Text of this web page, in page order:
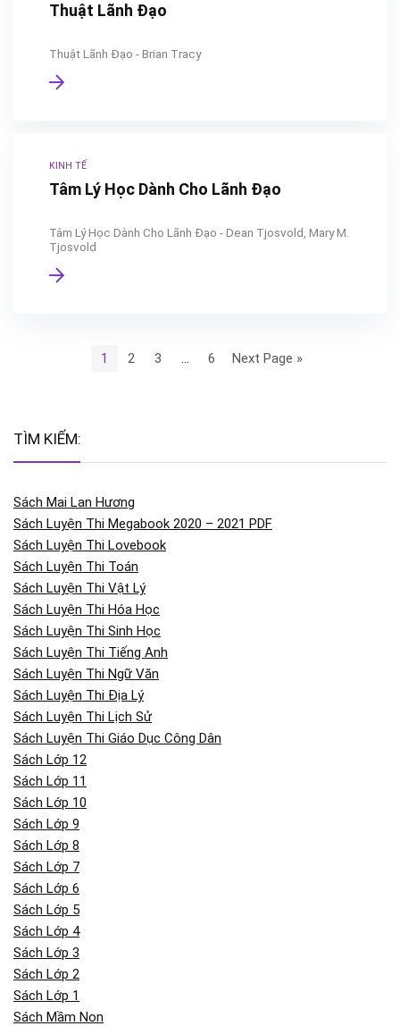
Thuật Lãnh Đạo
Thuật Lãnh Đạo - Brian Tracy
KINH TẾ
Tâm Lý Học Dành Cho Lãnh Đạo
Tâm Lý Học Dành Cho Lãnh Đạo - Dean Tjosvold, Mary M.
Tjosvold
1 2 3 6 Next Page »
TÌM KIẾM:
Sách Mai Lan Hương
Sách Luyện Thi Megabook 2020 – 2021 PDF
Sách Luyện Thi Lovebook
Sách Luyện Thi Toán
Sách Luyện Thi Vật Lý
Sách Luyện Thi Hóa Học
Sách Luyện Thi Sinh Học
Sách Luyện Thi Tiếng Anh
Sách Luyện Thi Ngữ Văn
Sách Luyện Thi Địa Lý
Sách Luyện Thi Lịch Sử
Sách Luyện Thi Giáo Dục Công Dân
Sách Lớp 12
Sách Lớp 11
Sách Lớp 10
Sách Lớp 9
Sách Lớp 8
Sách Lớp 7
Sách Lớp 6
Sách Lớp 5
Sách Lớp 4
Sách Lớp 3
Sách Lớp 2
Sách Lớp 1
Sách Mầm Non